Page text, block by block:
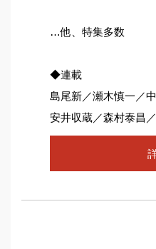
…他、特集多数
◆連載
島尾新／瀬木慎一／
安井収蔵／森村泰昌